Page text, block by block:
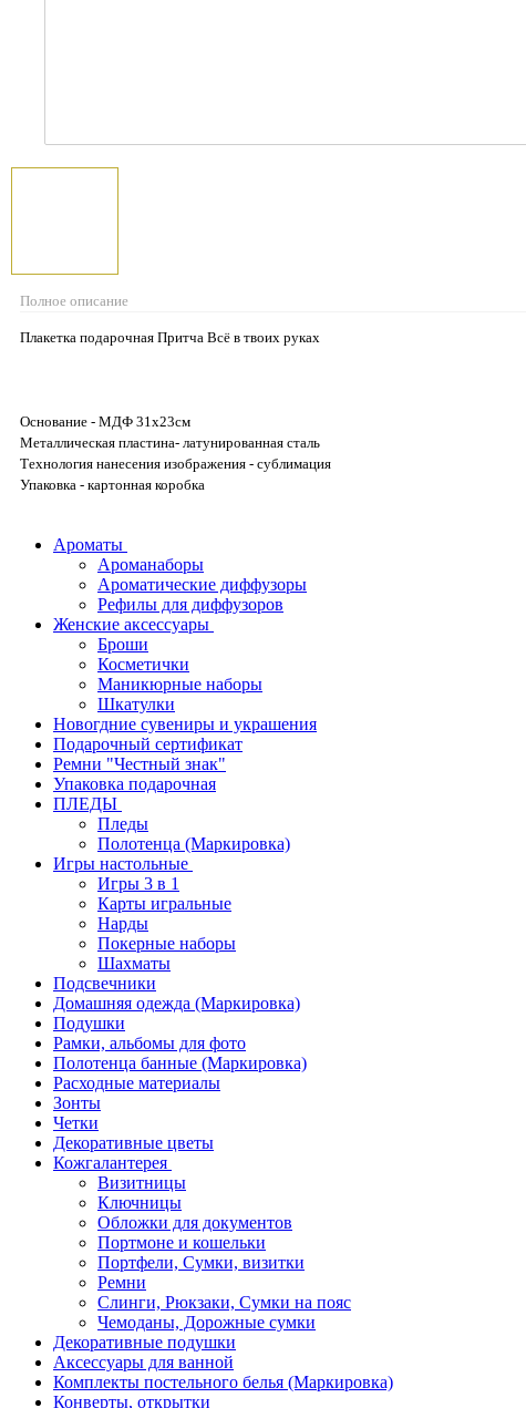
Полное описание
Плакетка подарочная Притча Всё в твоих руках
Основание - МДФ 31х23см
Металлическая пластина- латунированная сталь
Технология нанесения изображения - сублимация
Упаковка - картонная коробка
Ароматы
Ароманаборы
Ароматические диффузоры
Рефилы для диффузоров
Женские аксессуары
Броши
Косметички
Маникюрные наборы
Шкатулки
Новогдние сувениры и украшения
Подарочный сертификат
Ремни "Честный знак"
Упаковка подарочная
ПЛЕДЫ
Пледы
Полотенца (Маркировка)
Игры настольные
Игры 3 в 1
Карты игральные
Нарды
Покерные наборы
Шахматы
Подсвечники
Домашняя одежда (Маркировка)
Подушки
Рамки, альбомы для фото
Полотенца банные (Маркировка)
Расходные материалы
Зонты
Четки
Декоративные цветы
Кожгалантерея
Визитницы
Ключницы
Обложки для документов
Портмоне и кошельки
Портфели, Сумки, визитки
Ремни
Слинги, Рюкзаки, Сумки на пояс
Чемоданы, Дорожные сумки
Декоративные подушки
Аксессуары для ванной
Комплекты постельного белья (Маркировка)
Конверты, открытки